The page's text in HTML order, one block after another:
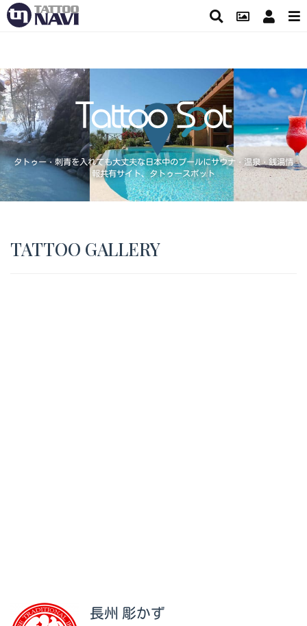
タトゥー・刺青を入れても大丈夫な日本中のプールにサウナ・温泉・銭湯情
報共有サイト、タトゥースポット
TATTOO GALLERY
長州 彫かず